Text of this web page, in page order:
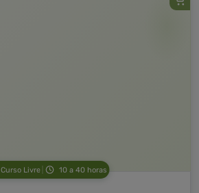
Curso Livre 10 a 40 horas